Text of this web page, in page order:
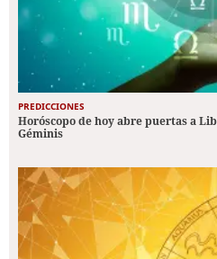
PREDICCIONES
Horóscopo de hoy abre puertas a
Géminis